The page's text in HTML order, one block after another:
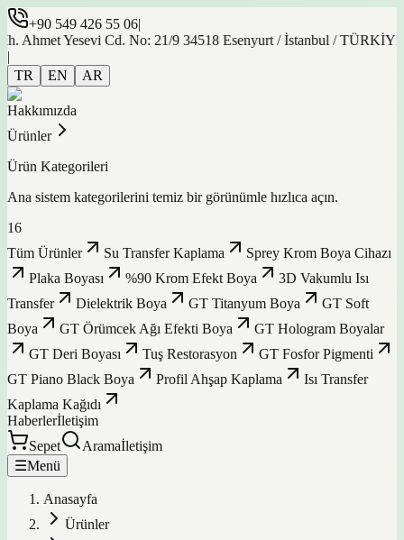
+90 549 426 55 06|
Yesevi Cd. No: 21/9 34518 Esenyurt / İstanbul / TÜRKİYE
|
TR
EN AR
Hakkımızda
Ürünler
Ürün Kategorileri
Ana sistem kategorilerini temiz bir görünümle hızlıca açın.
16
Tüm Ürünler
Su Transfer Kaplama
Sprey Krom Boya Cihazı
Plaka Boyası
%90 Krom Efekt Boya
3D Vakumlu Isı
Transfer
Dielektrik Boya GT Titanyum Boya
GT Soft
Boya
GT Örümcek Ağı Efekti Boya
GT Hologram Boyalar
GT Deri Boyası
Tuş Restorasyon
GT Fosfor Pigmenti
GT Piano Black Boya
Profil Ahşap Kaplama
Isı Transfer
Kaplama Kağıdı
Haberlerİletişim
Sepet
Aramaİletişim
☰Menü
Anasayfa
Ürünler